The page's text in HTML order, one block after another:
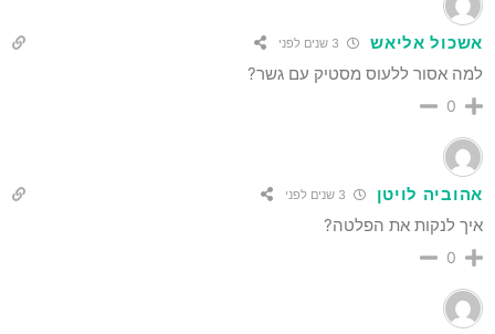
אשכול אליאש
למה אסור ללעוס מסטיק עם גשר?
0
אהוביה לויטן
איך לנקות את הפלטה?
0